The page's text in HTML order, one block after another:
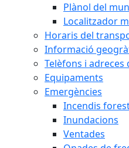
Plànol del
Localitzador
Horaris del
Informació
Telèfons i adreces
Equipaments
Emergències
Incendis
Inundacions
Ventades